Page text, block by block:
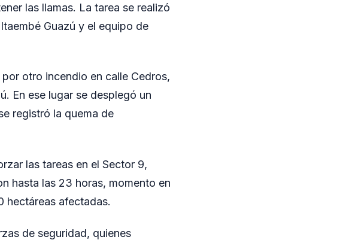
las llamas. La tarea se realizó
Guazú y el equipo de
otro incendio en calle Cedros,
En ese lugar se desplegó un
registró la quema de
las tareas en el Sector 9,
hasta las 23 horas, momento en
hectáreas afectadas.
de seguridad, quienes